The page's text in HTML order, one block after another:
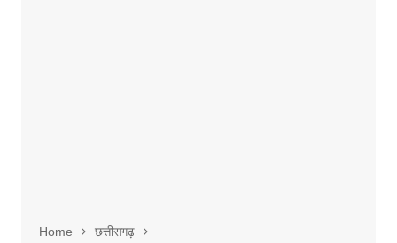
Home
छत्तीसगढ़